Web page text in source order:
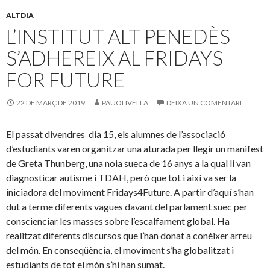
ALTDIA
L’INSTITUT ALT PENEDÈS
S’ADHEREIX AL FRIDAYS
FOR FUTURE
22 DE MARÇ DE 2019 PAUOLIVELLA DEIXA UN COMENTARI
El passat divendres dia 15, els alumnes de l’associació
d’estudiants varen organitzar una aturada per llegir un manifest
de Greta Thunberg, una noia sueca de 16 anys a la qual li van
diagnosticar autisme i TDAH, però que tot i així va ser la
iniciadora del moviment Fridays4Future. A partir d’aquí s’han
dut a terme diferents vagues davant del parlament suec per
conscienciar les masses sobre l’escalfament global. Ha
realitzat diferents discursos que l’han donat a conèixer arreu
del món. En conseqüència, el moviment s’ha globalitzat i
estudiants de tot el món s’hi han sumat.